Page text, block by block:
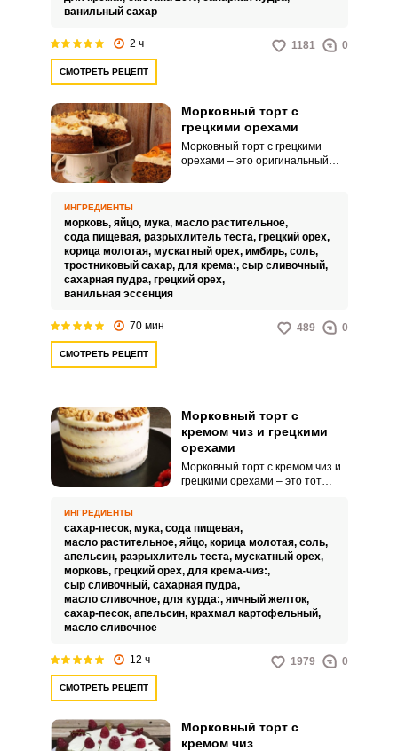
взбитые сливки, вместо
крема.Торт «Графские
этим секретам, вы сможете
приготовить ещё более вкусный
и красивый торт «Графские
развалины».
аромат.
ванильный сахар
2 ч 1181 0
СМОТРЕТЬ РЕЦЕПТ
Морковный торт с
грецкими орехами
Морковный торт с грецкими
орехами – это оригинальный
нежным сочным вкусом, а также
привлекательной подачей.
ИНГРЕДИЕНТЫ
морковь, яйцо, мука, масло растительное,
сода пищевая, разрыхлитель теста, грецкий орех,
корица молотая, мускатный орех, имбирь, соль,
тростниковый сахар, для крема:, сыр сливочный,
сахарная пудра, грецкий орех,
ванильная эссенция
70 мин 489 0
СМОТРЕТЬ РЕЦЕПТ
Морковный торт с
кремом чиз и грецкими
орехами
Морковный торт с кремом чиз и
грецкими орехами – это тот
попробовать торт где-то в кафе,
то вы обязательно захотите
повторить его дома.
ИНГРЕДИЕНТЫ
сахар-песок, мука, сода пищевая,
масло растительное, яйцо, корица молотая, соль,
апельсин, разрыхлитель теста, мускатный орех,
морковь, грецкий орех, для крема-чиз:,
сыр сливочный, сахарная пудра,
масло сливочное, для курда:, яичный желток,
сахар-песок, апельсин, крахмал картофельный,
масло сливочное
12 ч 1979 0
СМОТРЕТЬ РЕЦЕПТ
Морковный торт с
кремом чиз